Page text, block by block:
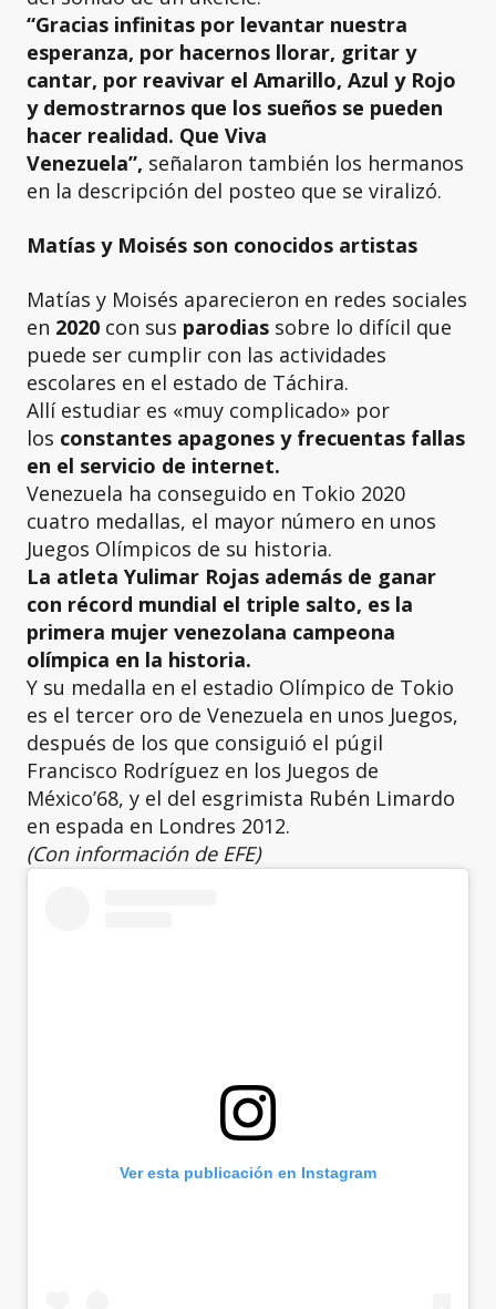
“Gracias infinitas por levantar nuestra
esperanza, por hacernos llorar, gritar y
cantar, por reavivar el Amarillo, Azul y Rojo
y demostrarnos que los sueños se pueden
hacer realidad. Que Viva
Venezuela”, señalaron también los hermanos
en la descripción del posteo que se viralizó.
Matías y Moisés son conocidos artistas
Matías y Moisés aparecieron en redes sociales
en 2020 con sus parodias sobre lo difícil que
puede ser cumplir con las actividades
escolares en el estado de Táchira.
Allí estudiar es «muy complicado» por
los constantes apagones y frecuentas fallas
en el servicio de internet.
Venezuela ha conseguido en Tokio 2020
cuatro medallas, el mayor número en unos
Juegos Olímpicos de su historia.
La atleta Yulimar Rojas además de ganar
con récord mundial el triple salto, es la
primera mujer venezolana campeona
olímpica en la historia.
Y su medalla en el estadio Olímpico de Tokio
es el tercer oro de Venezuela en unos Juegos,
después de los que consiguió el púgil
Francisco Rodríguez en los Juegos de
México’68, y el del esgrimista Rubén Limardo
en espada en Londres 2012.
(Con información de EFE)
Ver esta publicación en Instagram